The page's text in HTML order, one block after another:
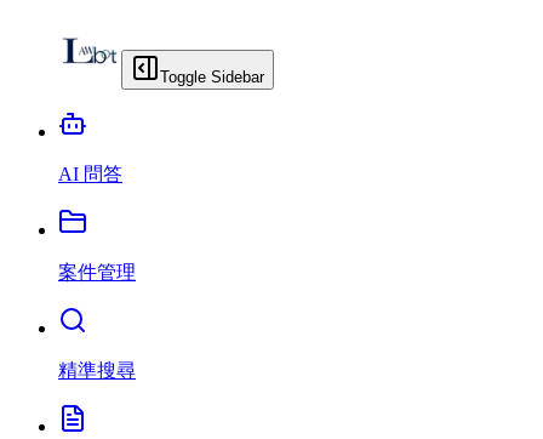
Toggle Sidebar
AI 問答
案件管理
精準搜尋